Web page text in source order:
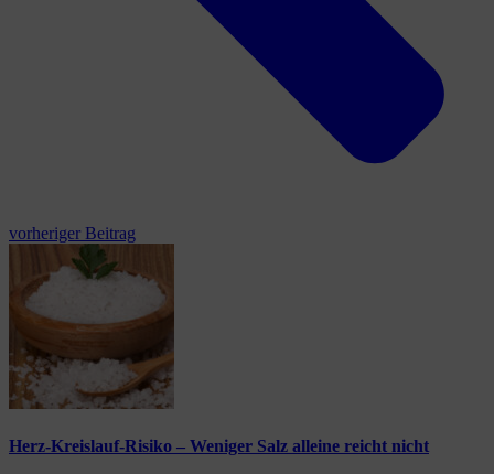
vorheriger Beitrag
Herz-Kreislauf-Risiko – Weniger Salz alleine reicht nicht